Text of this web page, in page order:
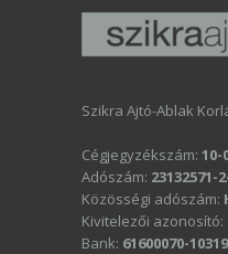
Szikra Ajtó-Ablak
Cégjegyzékszám: 10-
Adószám: 23132571-
Közösségi adószám:
Kivitelezői azonosító:
Bank: 61600070-